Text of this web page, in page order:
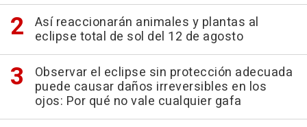
Así reaccionarán animales y plantas al
eclipse total de sol del 12 de agosto
Observar el eclipse sin protección adecuada
puede causar daños irreversibles en los
ojos: Por qué no vale cualquier gafa